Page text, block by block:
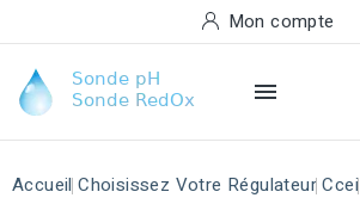
Mon compte

Accueil Choisissez Votre Régulateur Ccei